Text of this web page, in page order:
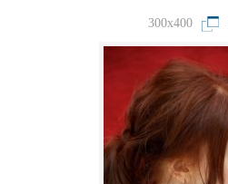
300x400